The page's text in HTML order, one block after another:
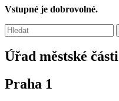
Vstupné je dobrovolné.
Vyhledávání:
Úřad městské části
Praha 1